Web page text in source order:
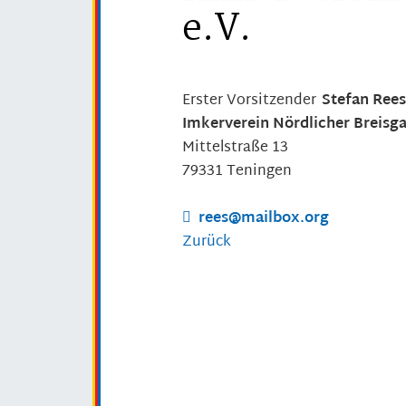
e.V.
Erster Vorsitzender Stefan Rees
Imkerverein Nördlicher
Mittelstraße 13
79331Teningen
rees@mailbox.org
Zurück